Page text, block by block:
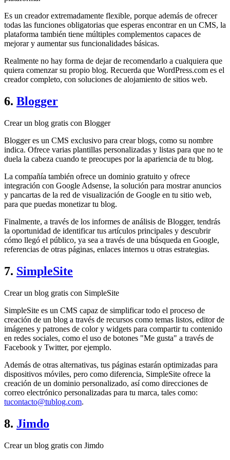
Es un creador extremadamente flexible, porque además de ofrecer
todas las funciones obligatorias que esperas encontrar en un CMS, la
plataforma también tiene múltiples complementos capaces de
mejorar y aumentar sus funcionalidades básicas.
Realmente no hay forma de dejar de recomendarlo a cualquiera que
quiera comenzar su propio blog. Recuerda que WordPress.com es el
creador completo, con soluciones de alojamiento de sitios web.
6. Blogger
Crear un blog gratis con Blogger
Blogger es un CMS exclusivo para crear blogs, como su nombre
indica. Ofrece varias plantillas personalizadas y listas para que no te
duela la cabeza cuando te preocupes por la apariencia de tu blog.
La compañía también ofrece un dominio gratuito y ofrece
integración con Google Adsense, la solución para mostrar anuncios
y pancartas de la red de visualización de Google en tu sitio web,
para que puedas monetizar tu blog.
Finalmente, a través de los informes de análisis de Blogger, tendrás
la oportunidad de identificar tus artículos principales y descubrir
cómo llegó el público, ya sea a través de una búsqueda en Google,
referencias de otras páginas, enlaces internos u otras estrategias.
7. SimpleSite
Crear un blog gratis con SimpleSite
SimpleSite es un CMS capaz de simplificar todo el proceso de
creación de un blog a través de recursos como temas listos, editor de
imágenes y patrones de color y widgets para compartir tu contenido
en redes sociales, como el uso de botones "Me gusta" a través de
Facebook y Twitter, por ejemplo.
Además de otras alternativas, tus páginas estarán optimizadas para
dispositivos móviles, pero como diferencia, SimpleSite ofrece la
creación de un dominio personalizado, así como direcciones de
correo electrónico personalizadas para tu marca, tales como:
tucontacto@tublog.com.
8. Jimdo
Crear un blog gratis con Jimdo